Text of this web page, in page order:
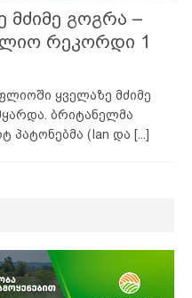
გოგრა –
რეკორდი 1
ყველაზე მძიმე
ბრიტანელმა
პატონებმა (Ian და [...]